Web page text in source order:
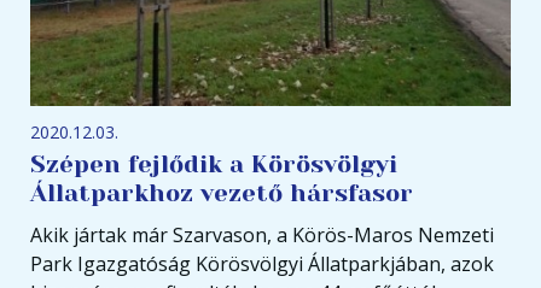
2020.12.03.
Szépen fejlődik a Körösvölgyi
Állatparkhoz vezető hársfasor
Akik jártak már Szarvason, a Körös-Maros Nemzeti
Park Igazgatóság Körösvölgyi Állatparkjában, azok